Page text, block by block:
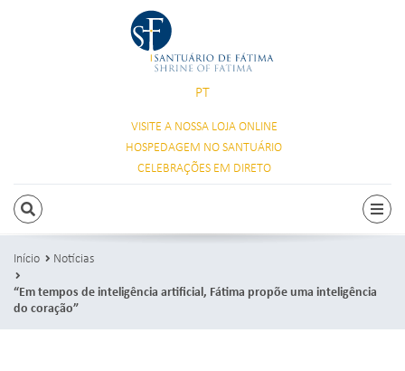
PT
VISITE A NOSSA LOJA ONLINE
HOSPEDAGEM NO SANTUÁRIO
CELEBRAÇÕES EM DIRETO
PESQUISAR
Início
Notícias
“Em tempos de inteligência artificial, Fátima propõe uma inteligência
do coração”